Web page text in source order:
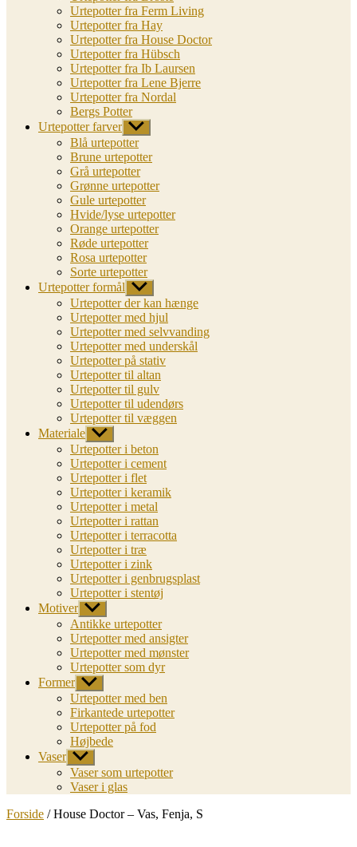
Urtepotter fra Ferm Living
Urtepotter fra Hay
Urtepotter fra House Doctor
Urtepotter fra Hübsch
Urtepotter fra Ib Laursen
Urtepotter fra Lene Bjerre
Urtepotter fra Nordal
Bergs Potter
Urtepotter farver Vis
undermenu
Blå urtepotter
Brune urtepotter
Grå urtepotter
Grønne urtepotter
Gule urtepotter
Hvide/lyse urtepotter
Orange urtepotter
Røde urtepotter
Rosa urtepotter
Sorte urtepotter
Urtepotter formål Vis
undermenu
Urtepotter der kan hænge
Urtepotter med hjul
Urtepotter med selvvanding
Urtepotter med underskål
Urtepotter på stativ
Urtepotter til altan
Urtepotter til gulv
Urtepotter til udendørs
Urtepotter til væggen
Materiale Vis
undermenu
Urtepotter i beton
Urtepotter i cement
Urtepotter i flet
Urtepotter i keramik
Urtepotter i metal
Urtepotter i rattan
Urtepotter i terracotta
Urtepotter i træ
Urtepotter i zink
Urtepotter i genbrugsplast
Urtepotter i stentøj
Motiver Vis
undermenu
Antikke urtepotter
Urtepotter med ansigter
Urtepotter med mønster
Urtepotter som dyr
Former Vis
undermenu
Urtepotter med ben
Firkantede urtepotter
Urtepotter på fod
Højbede
Vaser Vis
undermenu
Vaser som urtepotter
Vaser i glas
Forside / House Doctor – Vas, Fenja, S